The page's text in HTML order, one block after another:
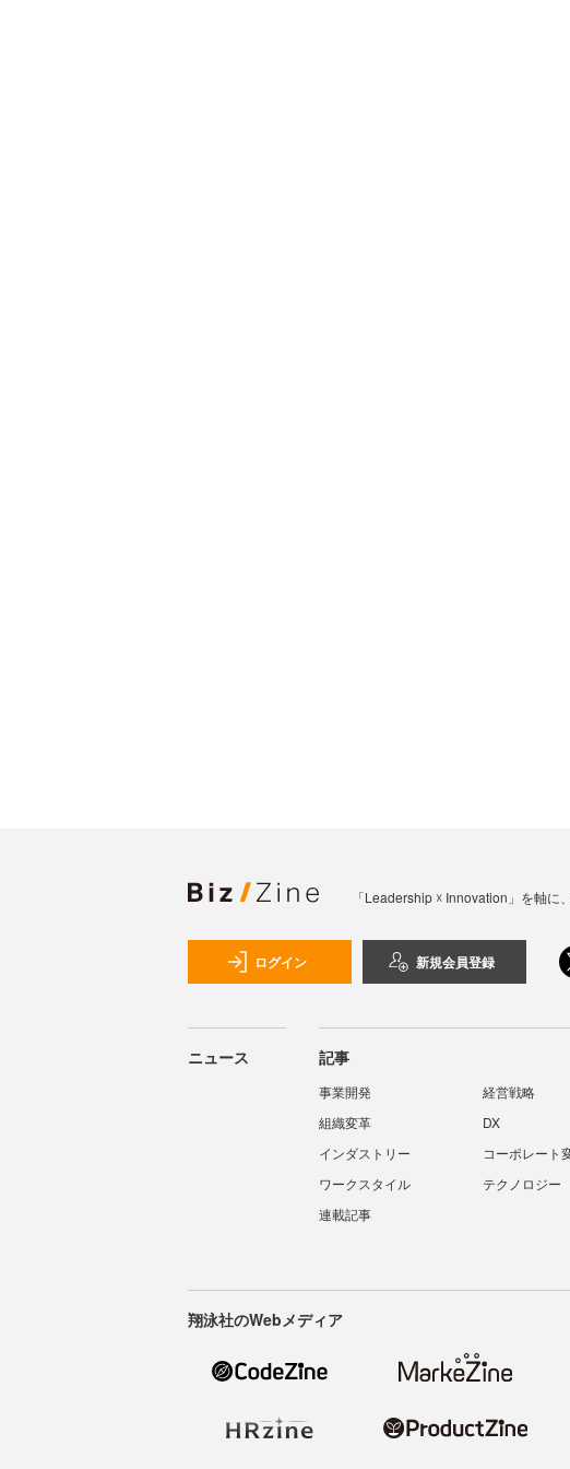
「Leadership ☓ Innovation」を軸に
ログイン 新規会員登録
ニュース 記事
事業開発
経営戦略
組織変革
DX
インダストリー
コーポレート
ワークスタイル
テクノロジー
連載記事
翔泳社のWebメディア